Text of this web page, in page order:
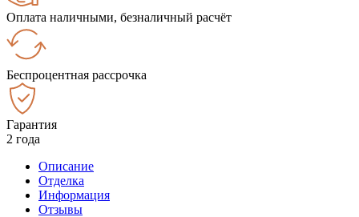
Оплата наличными, безналичный расчёт
Беспроцентная рассрочка
Гарантия
2 года
Описание
Отделка
Информация
Отзывы